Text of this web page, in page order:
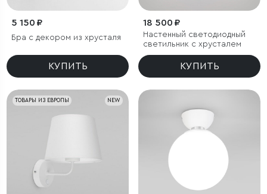
5 150 ₽
Бра с декором из хрусталя
КУПИТЬ
18 500 ₽
Настенный светодиодный
светильник с хрусталем
КУПИТЬ
NEW
ТОВАРЫ ИЗ ЕВРОПЫ